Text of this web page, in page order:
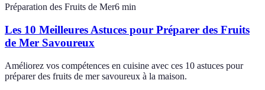
Préparation des Fruits de Mer6 min
Les 10 Meilleures Astuces pour Préparer des Fruits
de Mer Savoureux
Améliorez vos compétences en cuisine avec ces 10 astuces pour
préparer des fruits de mer savoureux à la maison.